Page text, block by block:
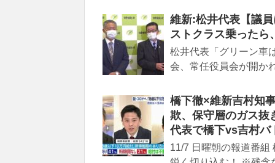
維新:松井代表【議
ストクラス乗ったら
松井代表「グリーン車
会、常任役員会が開か
橋下徹×維新吉村知
欺、保守層のガス抜
代表で橋下vs吉村バ
11/7 日曜朝の報道番組